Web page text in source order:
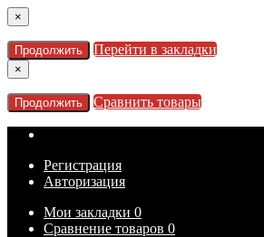
×
Продолжить Перейти в закладки
×
Продолжить Сравнить товары
Регистрация
Авторизация
Мои закладки 0
Сравнение товаров 0